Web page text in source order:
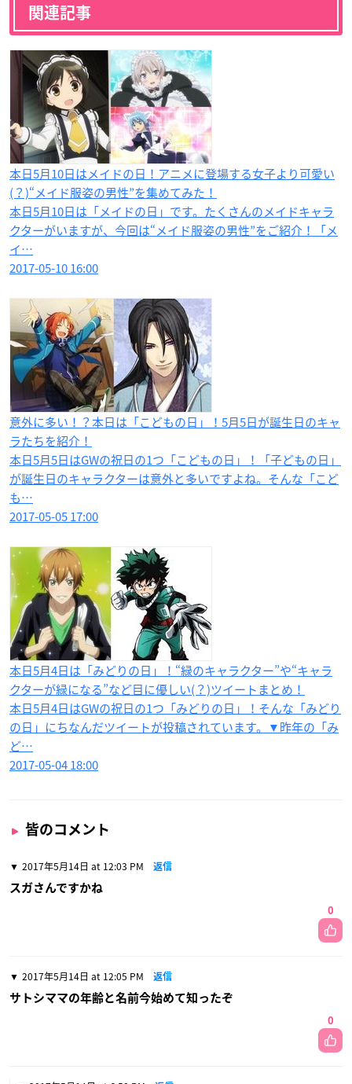
関連記事
本日5月10日はメイドの日！アニメに登場する女子より可愛い
(？)“メイド服姿の男性”を集めてみた！
本日5月10日は「メイドの日」です。たくさんのメイドキャラ
クターがいますが、今回は“メイド服姿の男性”をご紹介！「メ
イ…
2017-05-10 16:00
意外に多い！？本日は「こどもの日」！5月5日が誕生日のキャ
ラたちを紹介！
本日5月5日はGWの祝日の1つ「こどもの日」！「子どもの日」
が誕生日のキャラクターは意外と多いですよね。そんな「こど
も…
2017-05-05 17:00
本日5月4日は「みどりの日」！“緑のキャラクター”や“キャラ
クターが緑になる”など目に優しい(？)ツイートまとめ！
本日5月4日はGWの祝日の1つ「みどりの日」！そんな「みどり
の日」にちなんだツイートが投稿されています。▼昨年の「み
ど…
2017-05-04 18:00
皆のコメント
2017年5月14日 at 12:03 PM 返信
スガさんですかね
0
2017年5月14日 at 12:05 PM 返信
サトシママの年齢と名前今始めて知ったぞ
0